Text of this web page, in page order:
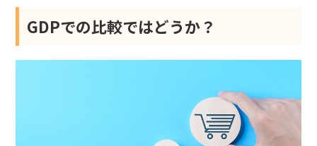
GDPでの比較ではどうか？